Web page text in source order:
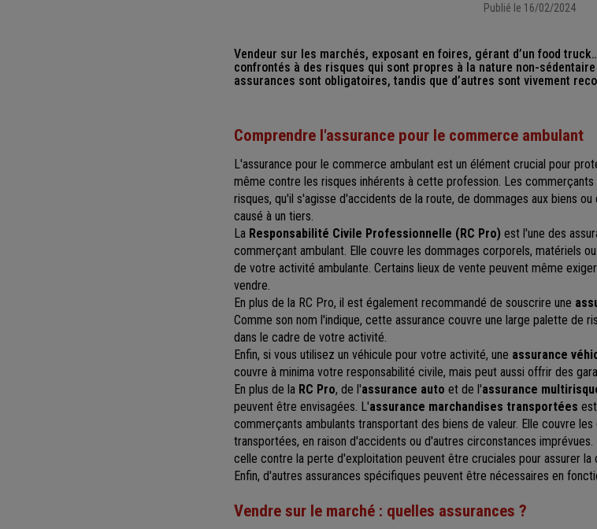
Publié le 16/02/2024
Vendeur sur les marchés, exposant en foires, gérant d’un food
confrontés à des risques qui sont propres à la nature non-
assurances sont obligatoires, tandis que d’autres sont vivement
Comprendre l'assurance pour le commerce ambulant
L'assurance pour le commerce ambulant est un élément crucial pour
même contre les risques inhérents à cette profession. Les
risques, qu'il s'agisse d'accidents de la route, de dommages aux biens
causé à un tiers.
La Responsabilité Civile Professionnelle (RC Pro) est l'une des
commerçant ambulant. Elle couvre les dommages corporels, matériels
de votre activité ambulante. Certains lieux de vente peuvent même
vendre.
En plus de la RC Pro, il est également recommandé de souscrire une
Comme son nom l'indique, cette assurance couvre une large palette de
dans le cadre de votre activité.
Enfin, si vous utilisez un véhicule pour votre activité, une assurance
couvre à minima votre responsabilité civile, mais peut aussi offrir des
En plus de la RC Pro, de l'assurance auto et de l'assurance
peuvent être envisagées. L'assurance marchandises transportées
commerçants ambulants transportant des biens de valeur. Elle couvre
transportées, en raison d'accidents ou d'autres circonstances imprévues.
celle contre la perte d'exploitation peuvent être cruciales pour assurer
Enfin, d'autres assurances spécifiques peuvent être nécessaires en
Vendre sur le marché : quelles assurances ?